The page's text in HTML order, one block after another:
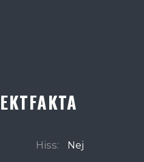
Hiss:
Nej